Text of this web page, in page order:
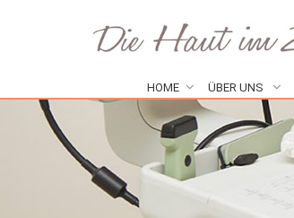
HOME ÜBER UNS